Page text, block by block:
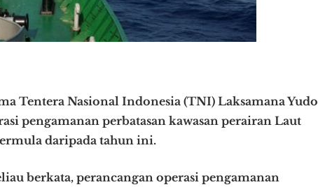
Tentera Nasional Indonesia (TNI) Laksamana Yudo
pengamanan perbatasan kawasan perairan Laut
daripada tahun ini.
berkata, perancangan operasi pengamanan